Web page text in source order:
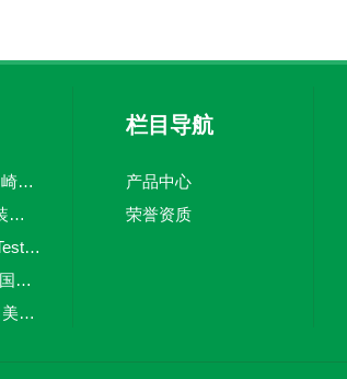
CV上海韬世日本川崎KAWAKI坚固止回阀
PSM-520WIKA 原装威卡压力开关
testo 380德国仪器Testo烟尘直读仪
Deltabar PMD55德国E+H差压测量变送器
RP-1002PLUS进口美国honeywell气体火灾报警控制器
栏目导航
产品中心
荣誉资质